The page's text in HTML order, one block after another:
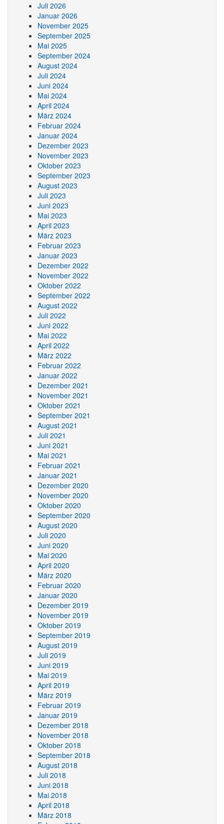
Juli 2026
Januar 2026
November 2025
September 2025
Mai 2025
September 2024
August 2024
Juli 2024
Juni 2024
Mai 2024
April 2024
März 2024
Februar 2024
Januar 2024
Dezember 2023
November 2023
Oktober 2023
September 2023
August 2023
Juli 2023
Juni 2023
Mai 2023
April 2023
März 2023
Februar 2023
Januar 2023
Dezember 2022
November 2022
Oktober 2022
September 2022
August 2022
Juli 2022
Juni 2022
Mai 2022
April 2022
März 2022
Februar 2022
Januar 2022
Dezember 2021
November 2021
Oktober 2021
September 2021
August 2021
Juli 2021
Juni 2021
Mai 2021
Februar 2021
Januar 2021
Dezember 2020
November 2020
Oktober 2020
September 2020
August 2020
Juli 2020
Juni 2020
Mai 2020
April 2020
März 2020
Februar 2020
Januar 2020
Dezember 2019
November 2019
Oktober 2019
September 2019
August 2019
Juli 2019
Juni 2019
Mai 2019
April 2019
März 2019
Februar 2019
Januar 2019
Dezember 2018
November 2018
Oktober 2018
September 2018
August 2018
Juli 2018
Juni 2018
Mai 2018
April 2018
März 2018